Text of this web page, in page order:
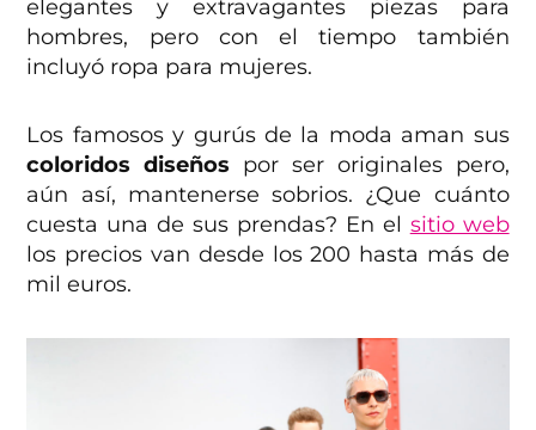
elegantes y extravagantes piezas para
hombres, pero con el tiempo también
incluyó ropa para mujeres.
Los famosos y gurús de la moda aman sus
coloridos diseños por ser originales pero,
aún así, mantenerse sobrios. ¿Que cuánto
cuesta una de sus prendas? En el sitio web
los precios van desde los 200 hasta más de
mil euros.